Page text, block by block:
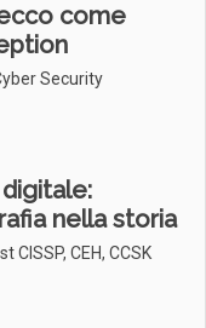
come
Security
nella storia
CEH, CCSK